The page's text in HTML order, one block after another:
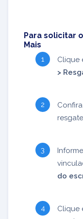
Para solicitar
Mais
Clique
>
do
Clique